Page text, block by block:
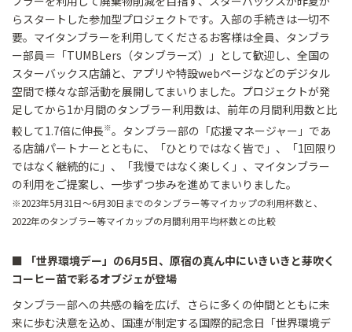
らスタートした参加型プロジェクトです。入部の手続きは一切不
要。マイタンブラーを利用してくださるお客様は全員、タンブラ
ー部員＝「TUMBLers（タンブラーズ）」として歓迎し、全国の
スターバックス店舗と、アプリや特設webページなどのデジタル
空間で様々な部活動を展開してまいりました。プロジェクトが発
足してから1か月間のタンブラー利用数は、前年の月間利用数と比
較して1.7倍に伸長※。タンブラー部の「応援マネージャー」であ
る店舗パートナーとともに、「ひとりではなく皆で」、「1回限り
ではなく継続的に」、「我慢ではなく楽しく」、マイタンブラー
の利用をご提案し、一歩ずつ歩みを進めてまいりました。
※2023年5月31日～6月30日までのタンブラー等マイカップの利用杯数と、
2022年のタンブラー等マイカップの月間利用平均杯数との比較
■ 「世界環境デー」の6月5日、原宿の真ん中にいきいきと芽吹く
コーヒー苗で彩るオブジェが登場
タンブラー部への共感の輪を広げ、さらに多くの仲間とともに未
来に歩む決意を込め、国連が制定する国際的記念日「世界環境デ